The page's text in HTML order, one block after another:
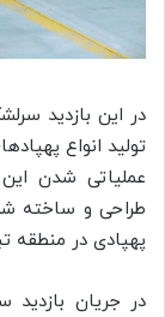
در این بازدید
تولید انواع
عملیاتی شدن
طراحی و ساخته
پهپادی در منطقه
در جریان بازدید